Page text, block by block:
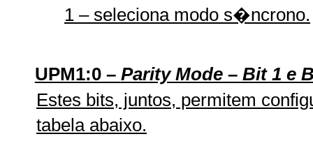
1 – seleciona modo s�ncrono.
UPM1:0 – Parity Mode – Bit 1 e
Estes bits, juntos, permitem
tabela abaixo.